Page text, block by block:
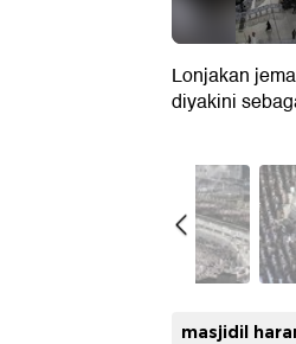
Lonjakan
diyakini
masjidil